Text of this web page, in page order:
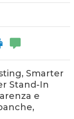
Smarter
Stand-In
e